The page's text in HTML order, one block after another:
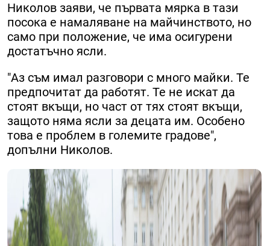
Николов заяви, че първата мярка в тази
посока е намаляване на майчинството, но
само при положение, че има осигурени
достатъчно ясли.
"Аз съм имал разговори с много майки. Те
предпочитат да работят. Те не искат да
стоят вкъщи, но част от тях стоят вкъщи,
защото няма ясли за децата им. Особено
това е проблем в големите градове",
допълни Николов.